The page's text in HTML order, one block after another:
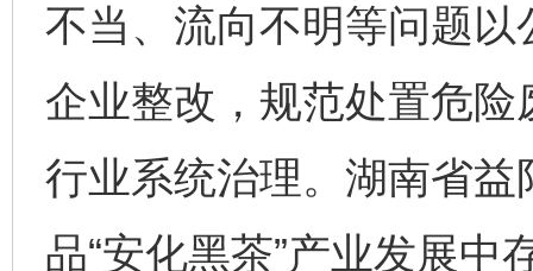
不当、流向不明等问题
企业整改，规范处置危
行业系统治理。湖南省
品“安化黑茶”产业发展